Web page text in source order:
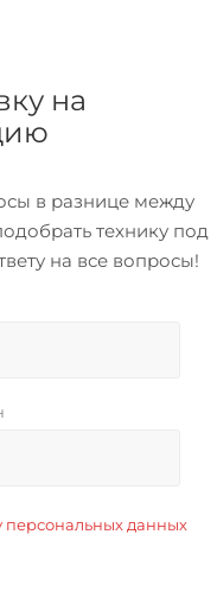
на
в разнице между
технику под
на все вопросы!
персональных данных